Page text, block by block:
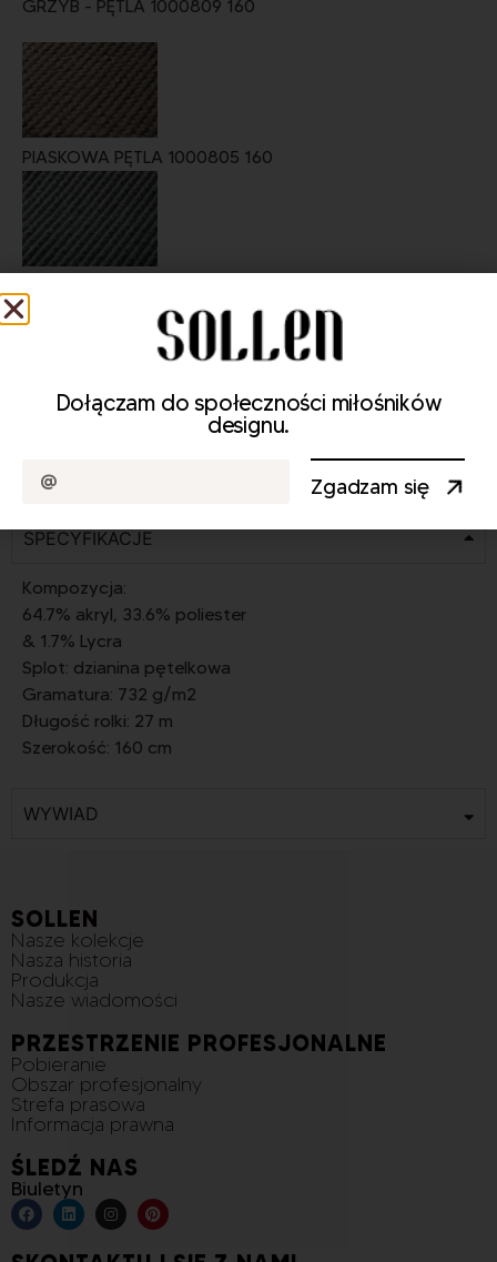
GRZYB - PĘTLA 1000809 160
PIASKOWA PĘTLA 1000805 160
SPEEDSTER - LOOP 1000804 160
SPECYFIKACJE
Kompozycja:
64.7% akryl, 33.6% poliester
& 1.7% Lycra
Splot: dzianina pętelkowa
Gramatura: 732 g/m2
Długość rolki: 27 m
Szerokość: 160 cm
WYWIAD
SOLLEN
Nasze kolekcje
Nasza historia
Produkcja
Nasze wiadomości
PRZESTRZENIE PROFESJONALNE
Pobieranie
Obszar profesjonalny
Strefa prasowa
Informacja prawna
ŚLEDŹ NAS
Biuletyn
Dołączam do społeczności miłośników
designu.
Zgadzam się